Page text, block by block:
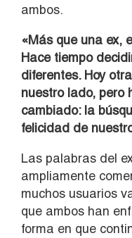
ambos.
«Más que una ex,
Hace tiempo
diferentes. Hoy
nuestro lado, pero
cambiado: la
felicidad de
Las palabras del
ampliamente
muchos usuarios
que ambos han
forma en que